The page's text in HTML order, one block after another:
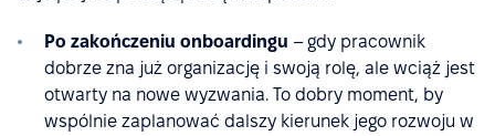
Po zakończeniu onboardingu – gdy pracownik
dobrze zna już organizację i swoją rolę, ale wciąż jest
otwarty na nowe wyzwania. To dobry moment, by
wspólnie zaplanować dalszy kierunek jego rozwoju w